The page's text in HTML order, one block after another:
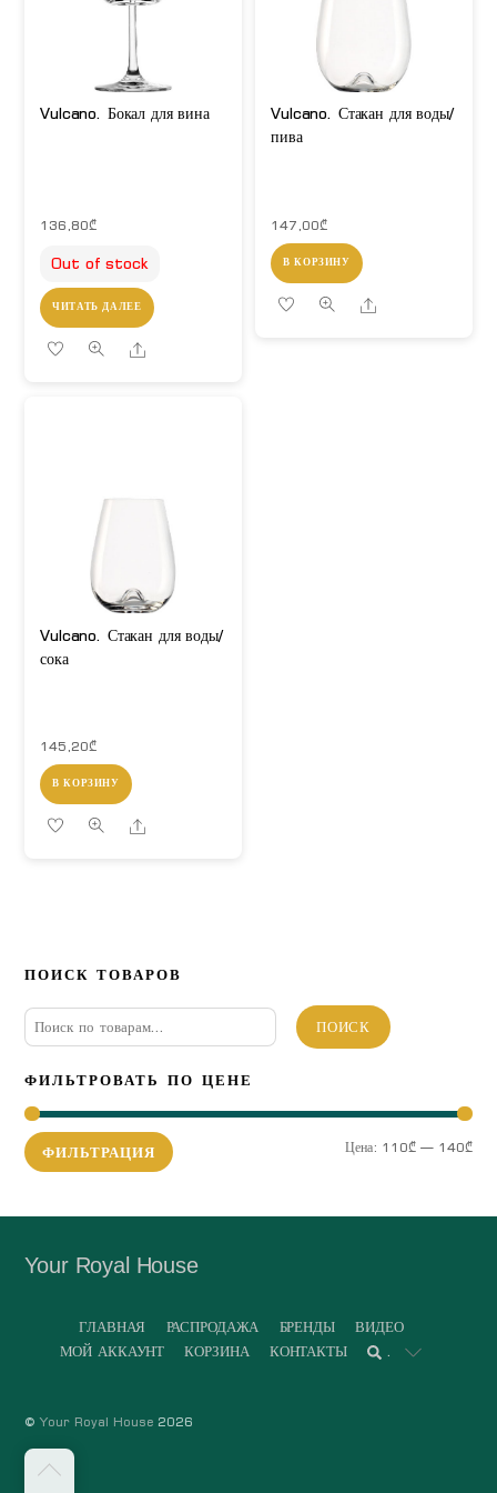
Vulcano. Бокал для вина
136,80₾
Out of stock
ЧИТАТЬ ДАЛЕЕ
Share
Vulcano. Стакан для воды/
пива
147,00₾
В КОРЗИНУ
Share
Vulcano. Стакан для воды/
сока
145,20₾
В КОРЗИНУ
Share
ПОИСК ТОВАРОВ
Искать:
ПОИСК
ФИЛЬТРОВАТЬ ПО ЦЕНЕ
ФИЛЬТРАЦИЯ Цена: 110₾— 140₾
Your Royal House
ГЛАВНАЯ РАСПРОДАЖА БРЕНДЫ
ВИДЕО
МОЙ АККАУНТ
КОРЗИНА КОНТАКТЫ .
Back
©Your Royal House 2026